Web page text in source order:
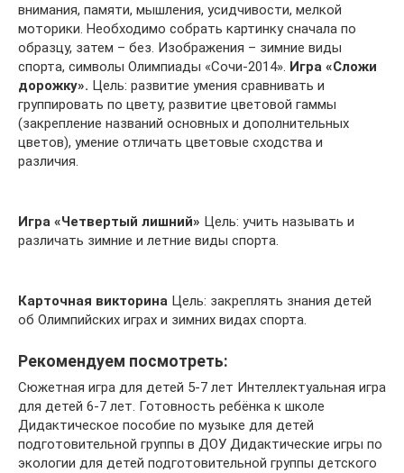
внимания, памяти, мышления, усидчивости, мелкой
моторики. Необходимо собрать картинку сначала по
образцу, затем – без. Изображения – зимние виды
спорта, символы Олимпиады «Сочи-2014». Игра «Сложи
дорожку». Цель: развитие умения сравнивать и
группировать по цвету, развитие цветовой гаммы
(закрепление названий основных и дополнительных
цветов), умение отличать цветовые сходства и
различия.
Игра «Четвертый лишний» Цель: учить называть и
различать зимние и летние виды спорта.
Карточная викторина Цель: закреплять знания детей
об Олимпийских играх и зимних видах спорта.
Рекомендуем посмотреть:
Сюжетная игра для детей 5-7 лет Интеллектуальная игра
для детей 6-7 лет. Готовность ребёнка к школе
Дидактическое пособие по музыке для детей
подготовительной группы в ДОУ Дидактические игры по
экологии для детей подготовительной группы детского